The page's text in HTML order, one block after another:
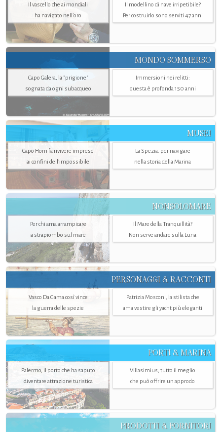
Il vascello che ai mondiali
ha navigato nell’oro
Il modellino di nave irripetibile?
Per costruirlo sono serviti 47 anni
MONDO SOMMERSO
Capo Galera, la "prigione"
sognata da ogni subacqueo
Immersioni nei relitti:
questa è profonda 150 anni
MUSEI
Capo Horn fa rivivere imprese
ai confini dell’impossibile
La Spezia. per navigare
nella storia della Marina
NONSOLOMARE
Per chi ama arrampicare
a strapiombo sul mare
Il Mare della Tranquillità?
Non serve andare sulla Luna
PERSONAGGI & RACCONTI
Vasco Da Gama così vince
la guerra delle spezie
Patrizia Mosconi, la stilista che
ama vestire gli yacht più eleganti
PORTI & MARINA
Palermo, il porto che ha saputo
diventare attrazione turistica
Villasimius, tutto il meglio
che può offrire un approdo
PRODOTTI & FORNITORI